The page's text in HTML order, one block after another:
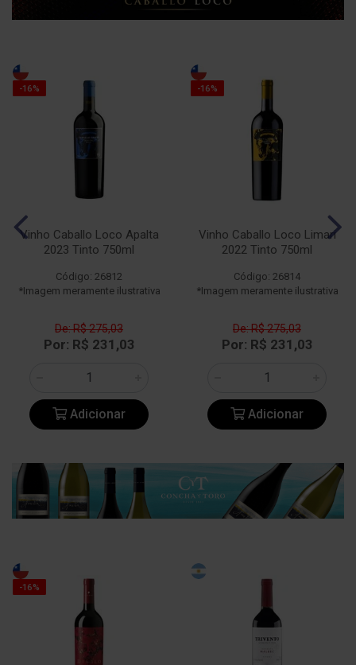
-16%
Vinho Caballo Loco Apalta
2023 Tinto 750ml
Código: 26812
*Imagem meramente ilustrativa
De: R$ 275,03
Por: R$ 231,03
Adicionar
-16%
Vinho Caballo Loco Limari
2022 Tinto 750ml
Código: 26814
*Imagem meramente ilustrativa
De: R$ 275,03
Por: R$ 231,03
Adicionar
-16%